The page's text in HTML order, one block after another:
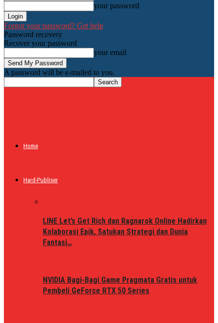
your password
Forgot your password? Get help
Password recovery
Recover your password
your email
A password will be e-mailed to you.
Home
Hard-Publiser
LINE Let’s Get Rich dan Ragnarok Online Hadirkan
Kolaborasi Epik, Satukan Strategi dan Dunia
Fantasi…
NVIDIA Bagi-Bagi Game Pragmata Gratis untuk
Pembeli GeForce RTX 50 Series